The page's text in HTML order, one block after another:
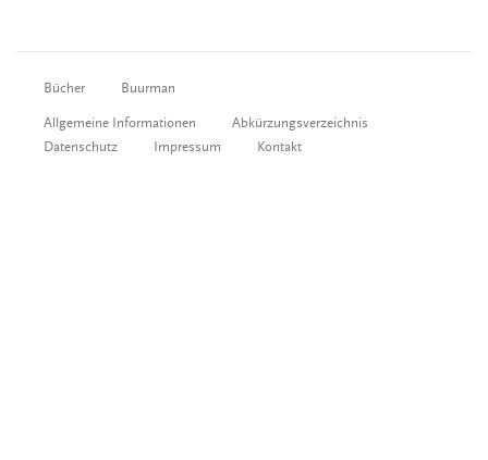
Bücher Buurman
Allgemeine Informationen
Abkürzungsverzeichnis
Datenschutz
Impressum Kontakt